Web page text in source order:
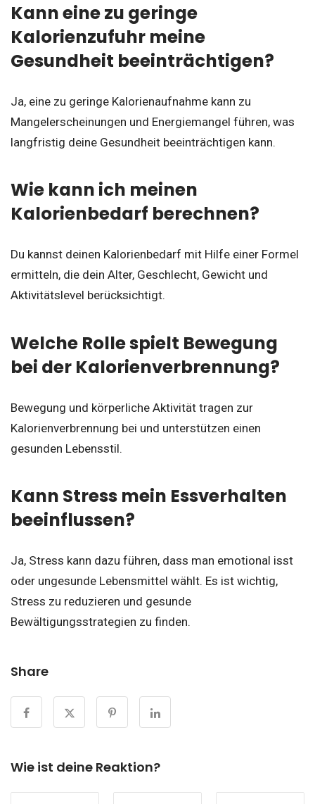
Kann eine zu geringe
Kalorienzufuhr meine
Gesundheit beeinträchtigen?
Ja, eine zu geringe Kalorienaufnahme kann zu
Mangelerscheinungen und Energiemangel führen, was
langfristig deine Gesundheit beeinträchtigen kann.
Wie kann ich meinen
Kalorienbedarf berechnen?
Du kannst deinen Kalorienbedarf mit Hilfe einer Formel
ermitteln, die dein Alter, Geschlecht, Gewicht und
Aktivitätslevel berücksichtigt.
Welche Rolle spielt Bewegung
bei der Kalorienverbrennung?
Bewegung und körperliche Aktivität tragen zur
Kalorienverbrennung bei und unterstützen einen
gesunden Lebensstil.
Kann Stress mein Essverhalten
beeinflussen?
Ja, Stress kann dazu führen, dass man emotional isst
oder ungesunde Lebensmittel wählt. Es ist wichtig,
Stress zu reduzieren und gesunde
Bewältigungsstrategien zu finden.
Share
Wie ist deine Reaktion?